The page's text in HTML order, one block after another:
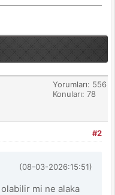
Yorumları: 556
Konuları: 78
#2
(08-03-2026:15:51)
mi ne alaka